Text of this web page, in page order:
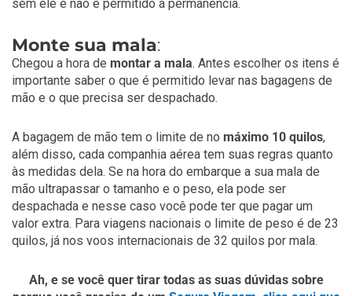
sem ele é não é permitido a permanência.
Monte sua mala:
Chegou a hora de montar a mala. Antes escolher os itens é
importante saber o que é permitido levar nas bagagens de
mão e o que precisa ser despachado.
A bagagem de mão tem o limite de no máximo 10 quilos,
além disso, cada companhia aérea tem suas regras quanto
às medidas dela. Se na hora do embarque a sua mala de
mão ultrapassar o tamanho e o peso, ela pode ser
despachada e nesse caso você pode ter que pagar um
valor extra. Para viagens nacionais o limite de peso é de 23
quilos, já nos voos internacionais de 32 quilos por mala.
Ah, e se você quer tirar todas as suas dúvidas sobre